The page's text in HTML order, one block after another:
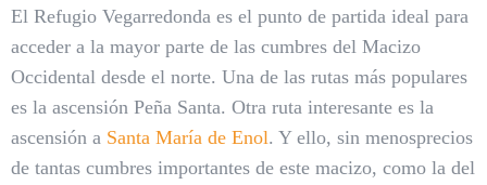
El Refugio Vegarredonda es el punto de partida ideal para
acceder a la mayor parte de las cumbres del Macizo
Occidental desde el norte. Una de las rutas más populares
es la ascensión Peña Santa. Otra ruta interesante es la
ascensión a Santa María de Enol. Y ello, sin menosprecios
de tantas cumbres importantes de este macizo, como la del